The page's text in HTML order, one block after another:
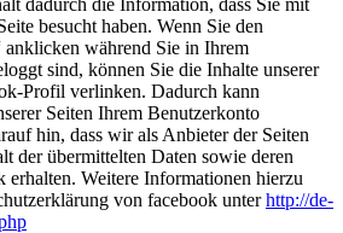
besucht haben. Wenn Sie den
während Sie in Ihrem
sind, können Sie die Inhalte unserer
Profil verlinken. Dadurch kann
Seiten Ihrem Benutzerkonto
hin, dass wir als Anbieter der Seiten
der übermittelten Daten sowie deren
erhalten. Weitere Informationen hierzu
von facebook unterhttp://de-